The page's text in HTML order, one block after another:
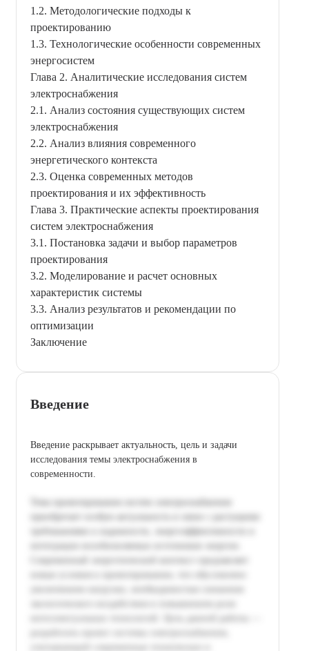
1.2. Методологические подходы к
проектированию
1.3. Технологические особенности современных
энергосистем
Глава 2. Аналитические исследования систем
электроснабжения
2.1. Анализ состояния существующих систем
электроснабжения
2.2. Анализ влияния современного
энергетического контекста
2.3. Оценка современных методов
проектирования и их эффективность
Глава 3. Практические аспекты проектирования
систем электроснабжения
3.1. Постановка задачи и выбор параметров
проектирования
3.2. Моделирование и расчет основных
характеристик системы
3.3. Анализ результатов и рекомендации по
оптимизации
Заключение
Введение
Введение раскрывает актуальность, цель и задачи
исследования темы электроснабжения в
современности.